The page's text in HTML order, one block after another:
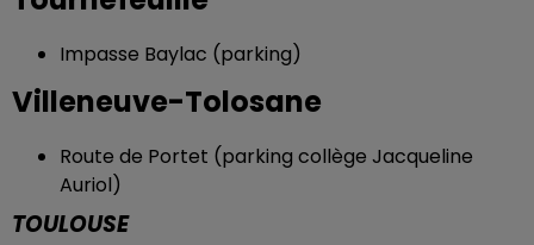
Impasse Baylac (parking)
Villeneuve-Tolosane
Route de Portet (parking collège Jacqueline
Auriol)
TOULOUSE